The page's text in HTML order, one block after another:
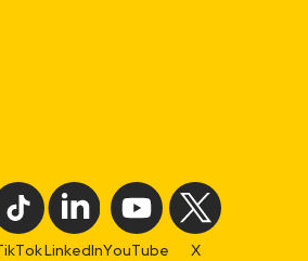
LinkedInYouTube X